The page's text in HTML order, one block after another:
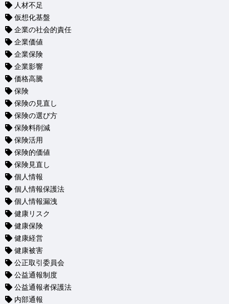
人材不足
仮想化基盤
企業の社会的責任
企業価値
企業保険
企業影響
価格高騰
保険
保険の見直し
保険の選び方
保険料削減
保険活用
保険的価値
保険見直し
個人情報
個人情報保護法
個人情報漏洩
健康リスク
健康保険
健康経営
健康被害
公正取引委員会
公益通報制度
公益通報者保護法
内部通報